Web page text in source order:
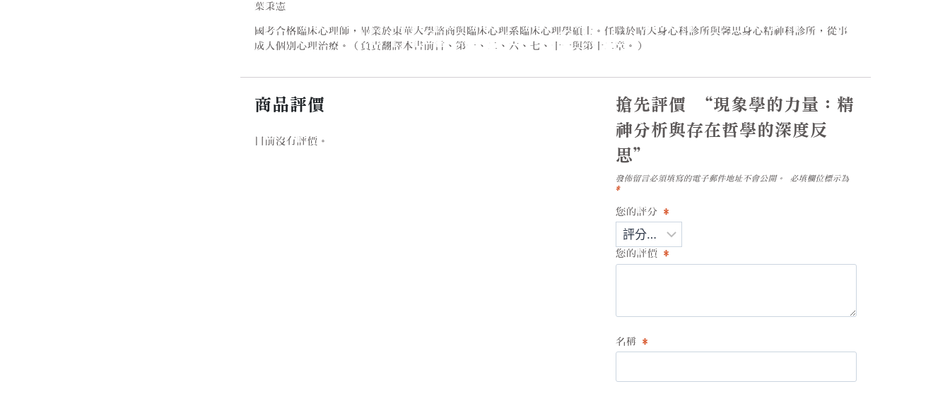
葉秉憲
國考合格臨床心理師，畢業於東華大學諮商與臨床心理系臨床心理學碩士。任職於晴天身心科診所與馨思身心精神科診所，從事
成人個別心理治療。（負責翻譯本書前言、第一、二、六、七、十一與第十二章。）
商品評價
目前沒有評價。
搶先評價 “現象學的力量：精
神分析與存在哲學的深度反
思”
發佈留言必須填寫的電子郵件地址不會公開。
必填欄位標示為
*
您的評分*
您的評價*
名稱*